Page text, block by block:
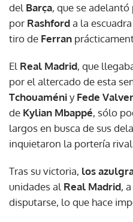
del Barça, que se
por Rashforda la
tiro de Ferran
El Real Madrid, que
por el altercado de esta
TchouaméniyFede
de Kylian Mbappé, sólo
largos en busca de sus
inquietaron la portería rival.
Tras su victoria, los
unidades al Real Madrid,
disputarse, lo que hace